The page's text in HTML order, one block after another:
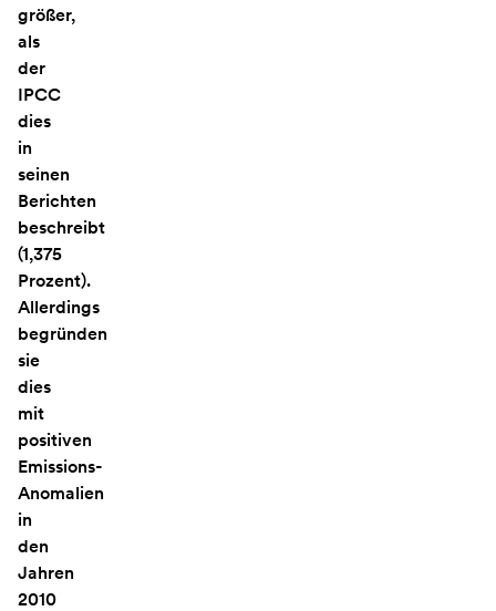
größer,
als
der
IPCC
dies
in
seinen
Berichten
beschreibt
(1,375
Prozent).
Allerdings
begründen
sie
dies
mit
positiven
Emissions-
Anomalien
in
den
Jahren
2010